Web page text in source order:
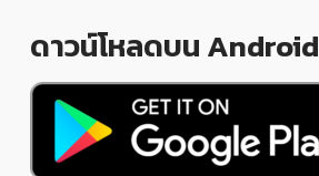
ดาวน์โหลดบน Android